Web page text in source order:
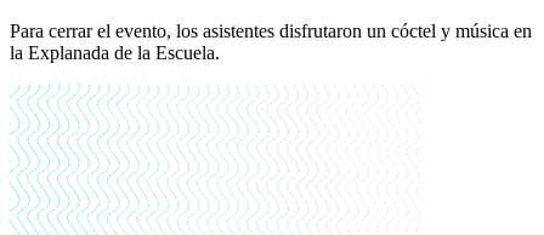
Para cerrar el evento, los asistentes disfrutaron un cóctel y música en
la Explanada de la Escuela.